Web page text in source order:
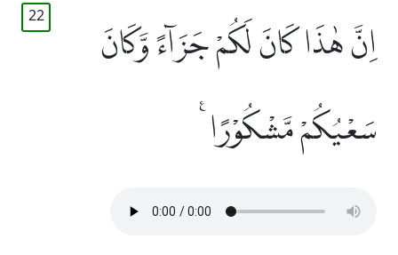
22
اِنَّ هٰذَا كَانَ لَكُمْ جَزَاۤءً وَّكَانَ
سَعْيُكُمْ مَّشْكُوْرًا ࣖ